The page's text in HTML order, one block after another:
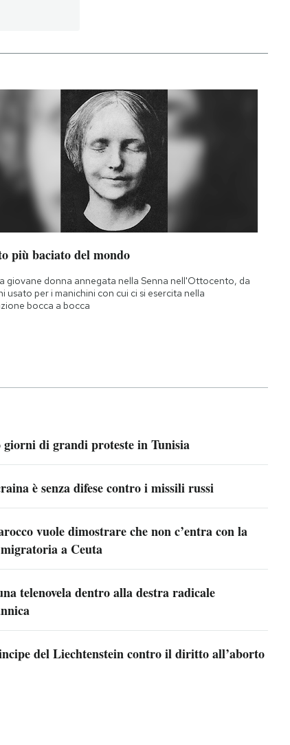
più baciato del mondo
giovane donna annegata nella Senna nell'Ottocento, da
usato per i manichini con cui ci si esercita nella
bocca a bocca
giorni di grandi proteste in Tunisia
è senza difese contro i missili russi
vuole dimostrare che non c’entra con la
a Ceuta
telenovela dentro alla destra radicale
del Liechtenstein contro il diritto all’aborto